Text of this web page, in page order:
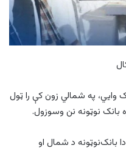
وایي، په شمالي زون کې را ټول
بانک‌نوټونه د شمال او